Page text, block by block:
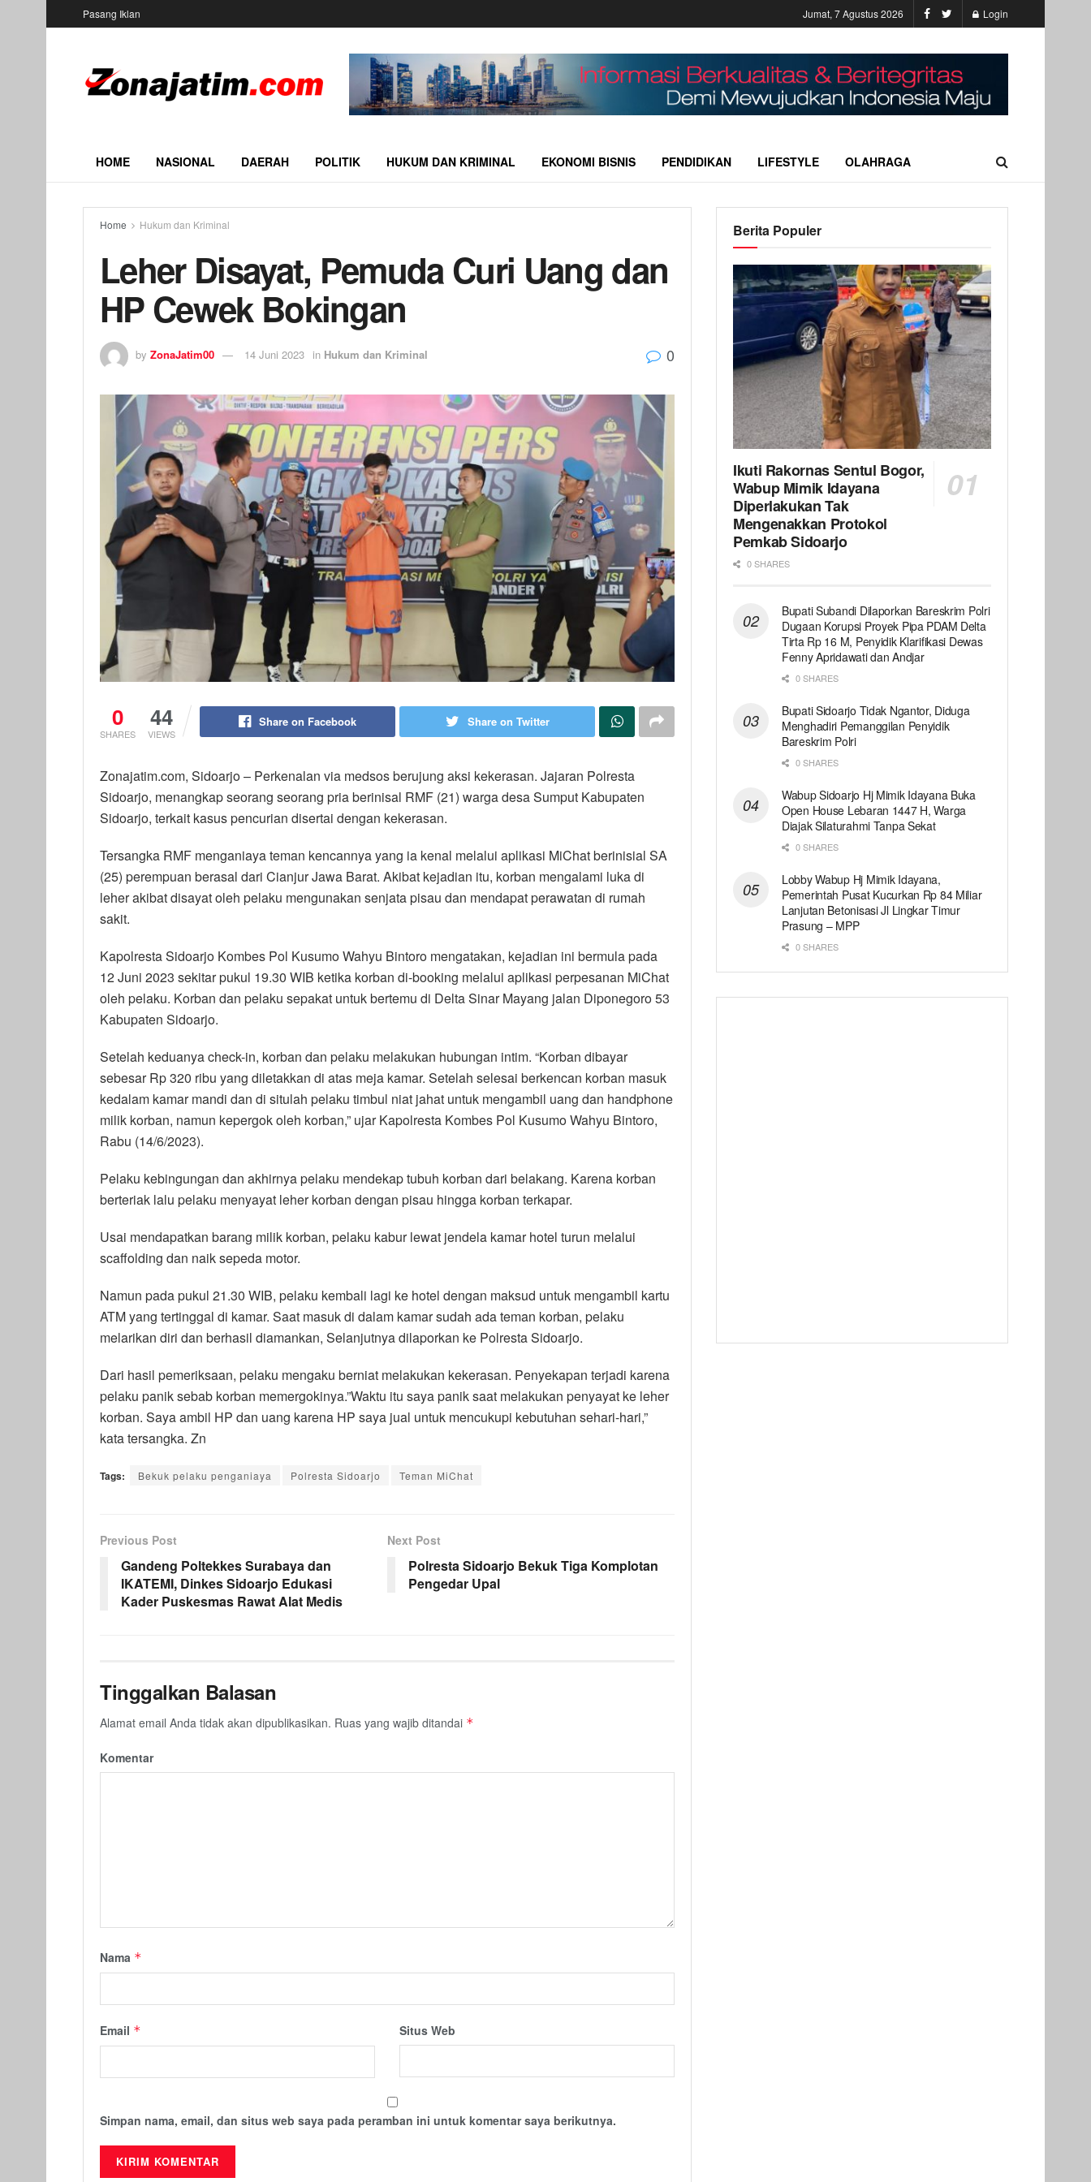
Pasang Iklan Jumat, 7 Agustus 2026 Login
HOME NASIONAL DAERAH POLITIK HUKUM DAN KRIMINAL EKONOMI BISNIS PENDIDIKAN LIFESTYLE OLAHRAGA
Home Hukum dan Kriminal
Leher Disayat, Pemuda Curi Uang dan
HP Cewek Bokingan
by ZonaJatim00 14 Juni 2023 in Hukum dan Kriminal 0
0
SHARES
44
VIEWS
Share on Facebook Share on Twitter
Zonajatim.com, Sidoarjo – Perkenalan via medsos berujung aksi kekerasan. Jajaran Polresta
Sidoarjo, menangkap seorang seorang pria berinisal RMF (21) warga desa Sumput Kabupaten
Sidoarjo, terkait kasus pencurian disertai dengan kekerasan.
Tersangka RMF menganiaya teman kencannya yang ia kenal melalui aplikasi MiChat berinisial SA
(25) perempuan berasal dari Cianjur Jawa Barat. Akibat kejadian itu, korban mengalami luka di
leher akibat disayat oleh pelaku mengunakan senjata pisau dan mendapat perawatan di rumah
sakit.
Kapolresta Sidoarjo Kombes Pol Kusumo Wahyu Bintoro mengatakan, kejadian ini bermula pada
12 Juni 2023 sekitar pukul 19.30 WIB ketika korban di-booking melalui aplikasi perpesanan MiChat
oleh pelaku. Korban dan pelaku sepakat untuk bertemu di Delta Sinar Mayang jalan Diponegoro 53
Kabupaten Sidoarjo.
Setelah keduanya check-in, korban dan pelaku melakukan hubungan intim. “Korban dibayar
sebesar Rp 320 ribu yang diletakkan di atas meja kamar. Setelah selesai berkencan korban masuk
kedalam kamar mandi dan di situlah pelaku timbul niat jahat untuk mengambil uang dan handphone
milik korban, namun kepergok oleh korban,” ujar Kapolresta Kombes Pol Kusumo Wahyu Bintoro,
Rabu (14/6/2023).
Pelaku kebingungan dan akhirnya pelaku mendekap tubuh korban dari belakang. Karena korban
berteriak lalu pelaku menyayat leher korban dengan pisau hingga korban terkapar.
Usai mendapatkan barang milik korban, pelaku kabur lewat jendela kamar hotel turun melalui
scaffolding dan naik sepeda motor.
Namun pada pukul 21.30 WIB, pelaku kembali lagi ke hotel dengan maksud untuk mengambil kartu
ATM yang tertinggal di kamar. Saat masuk di dalam kamar sudah ada teman korban, pelaku
melarikan diri dan berhasil diamankan, Selanjutnya dilaporkan ke Polresta Sidoarjo.
Dari hasil pemeriksaan, pelaku mengaku berniat melakukan kekerasan. Penyekapan terjadi karena
pelaku panik sebab korban memergokinya.”Waktu itu saya panik saat melakukan penyayat ke leher
korban. Saya ambil HP dan uang karena HP saya jual untuk mencukupi kebutuhan sehari-hari,”
kata tersangka. Zn
Tags: Bekuk pelaku penganiaya Polresta Sidoarjo Teman MiChat
Previous Post
Gandeng Poltekkes Surabaya dan
IKATEMI, Dinkes Sidoarjo Edukasi
Kader Puskesmas Rawat Alat Medis
Next Post
Polresta Sidoarjo Bekuk Tiga Komplotan
Pengedar Upal
Tinggalkan Balasan
Alamat email Anda tidak akan dipublikasikan. Ruas yang wajib ditandai *
Komentar
Nama *
Email * Situs Web
Simpan nama, email, dan situs web saya pada peramban ini untuk komentar saya berikutnya.
Berita Populer
Ikuti Rakornas Sentul Bogor,
Wabup Mimik Idayana
Diperlakukan Tak
Mengenakkan Protokol
Pemkab Sidoarjo
0 SHARES
Bupati Subandi Dilaporkan Bareskrim Polri
Dugaan Korupsi Proyek Pipa PDAM Delta
Tirta Rp 16 M, Penyidik Klarifikasi Dewas
Fenny Apridawati dan Andjar
0 SHARES
Bupati Sidoarjo Tidak Ngantor, Diduga
Menghadiri Pemanggilan Penyidik
Bareskrim Polri
0 SHARES
Wabup Sidoarjo Hj Mimik Idayana Buka
Open House Lebaran 1447 H, Warga
Diajak Silaturahmi Tanpa Sekat
0 SHARES
Lobby Wabup Hj Mimik Idayana,
Pemerintah Pusat Kucurkan Rp 84 Miliar
Lanjutan Betonisasi Jl Lingkar Timur
Prasung – MPP
0 SHARES